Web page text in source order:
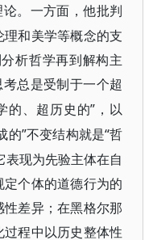
论。一方面，他批判
和美学等概念的支
析哲学再到解构主
考总是受制于一个超
的、超历史的”，以
的”不变结构就是“哲
表现为先验主体在自
个体的道德行为的
差异；在黑格尔那
程中以历史整体性